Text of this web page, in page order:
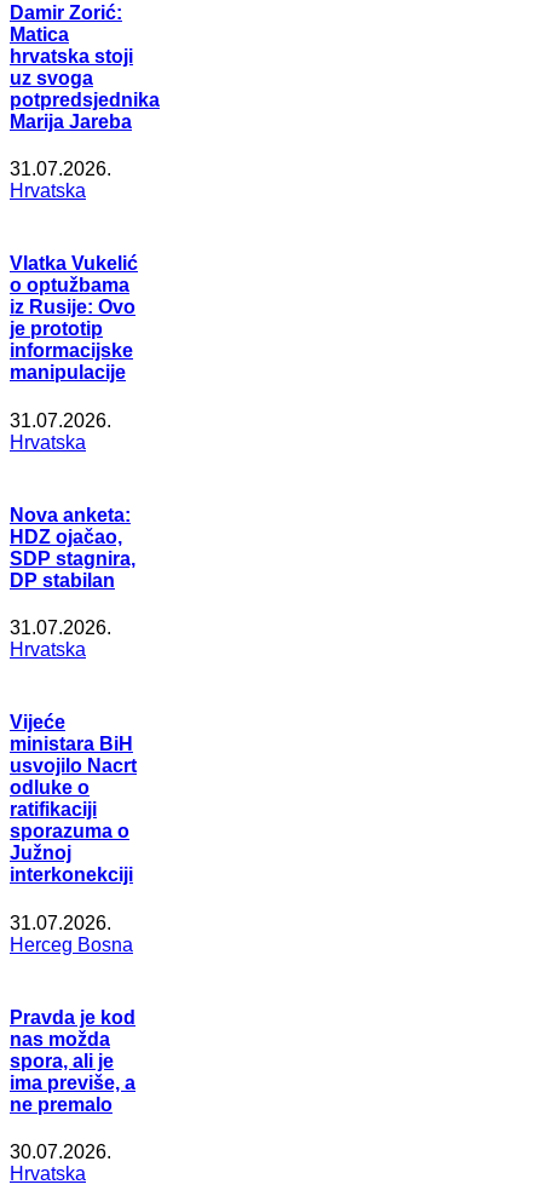
Damir Zorić:
Matica
hrvatska stoji
uz svoga
potpredsjednika
Marija Jareba
31.07.2026.
Hrvatska
Vlatka Vukelić
o optužbama
iz Rusije: Ovo
je prototip
informacijske
manipulacije
31.07.2026.
Hrvatska
Nova anketa:
HDZ ojačao,
SDP stagnira,
DP stabilan
31.07.2026.
Hrvatska
Vijeće
ministara BiH
usvojilo Nacrt
odluke o
ratifikaciji
sporazuma o
Južnoj
interkonekciji
31.07.2026.
Herceg Bosna
Pravda je kod
nas možda
spora, ali je
ima previše, a
ne premalo
30.07.2026.
Hrvatska